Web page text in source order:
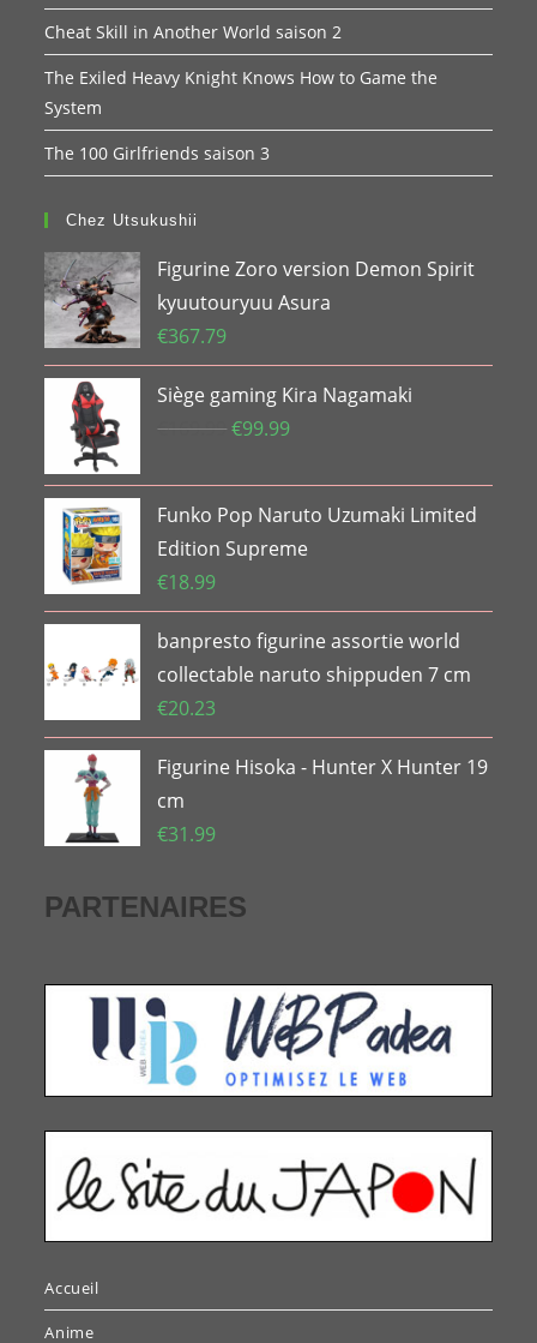
Cheat Skill in Another World saison 2
The Exiled Heavy Knight Knows How to Game the
System
The 100 Girlfriends saison 3
Chez Utsukushii
Figurine Zoro version Demon Spirit
kyuutouryuu Asura
€367.79
Siège gaming Kira Nagamaki
€169.99 Le
initial
était :
€169.99.
€99.99Le
actuel
est :
€99.99.
Funko Pop Naruto Uzumaki Limited
Edition Supreme
€18.99
banpresto figurine assortie world
collectable naruto shippuden 7 cm
€20.23
Figurine Hisoka - Hunter X Hunter 19
cm
€31.99
PARTENAIRES
Accueil
Anime